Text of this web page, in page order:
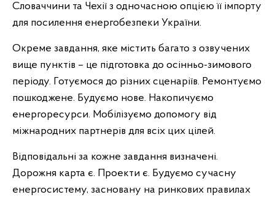
Словаччини та Чехії з одночасною опцією її імпорту
для посилення енергобезпеки України.
Окреме завдання, яке містить багато з озвучених
вище пунктів – це підготовка до осінньо-зимового
періоду. Готуємося до різних сценаріїв. Ремонтуємо
пошкоджене. Будуємо нове. Накопичуємо
енергоресурси. Мобілізуємо допомогу від
міжнародних партнерів для всіх цих цілей.
Відповідальні за кожне завдання визначені.
Дорожня карта є. Проекти є. Будуємо сучасну
енергосистему, засновану на ринкових правилах